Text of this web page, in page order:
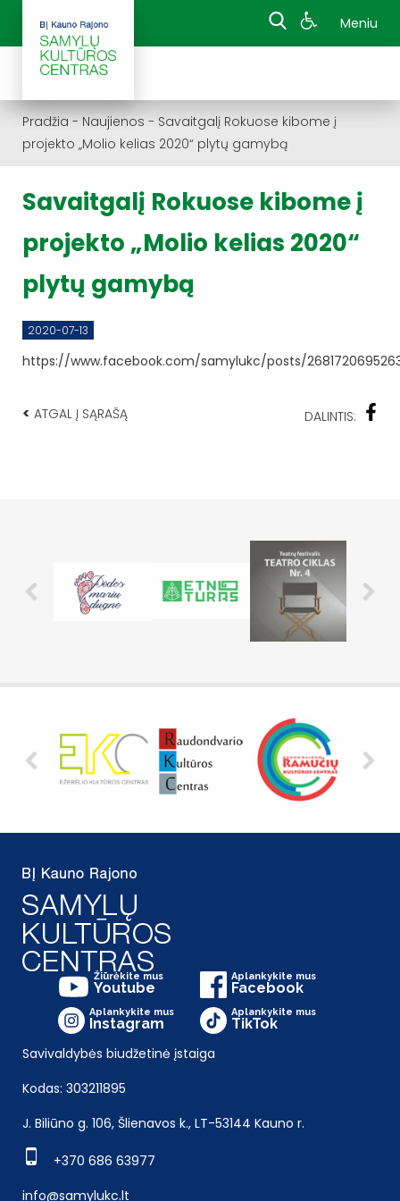
Meniu
Pradžia - Naujienos - Savaitgalį Rokuose kibome į
projekto „Molio kelias 2020“ plytų gamybą
Savaitgalį Rokuose kibome į
projekto „Molio kelias 2020“
plytų gamybą
2020-07-13
https://www.facebook.com/samylukc/posts/
< ATGAL Į SĄRAŠĄ DALINTIS:
Žiūrėkite mus
Youtube
Aplankykite mus
Facebook
Aplankykite mus
Instagram
Aplankykite mus
TikTok
Savivaldybės biudžetinė įstaiga
Kodas: 303211895
J. Biliūno g. 106, Šlienavos k., LT-53144 Kauno r.
+370 686 63977
info@samylukc.lt